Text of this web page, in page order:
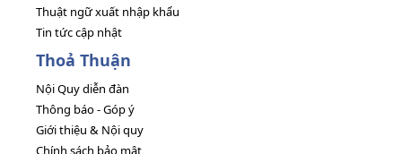
Thuật ngữ xuất nhập khẩu
Tin tức cập nhật
Thoả Thuận
Nội Quy diễn đàn
Thông báo - Góp ý
Giới thiệu & Nội quy
Chính sách bảo mật